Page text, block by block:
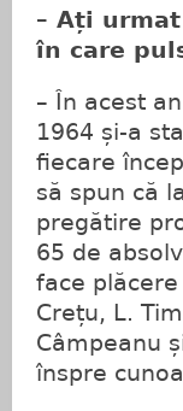
– Ați
în care
– În acest
1964 și-a
fiecare
să spun că
pregătire
65 de
face
Crețu, L.
Câmpeanu
înspre